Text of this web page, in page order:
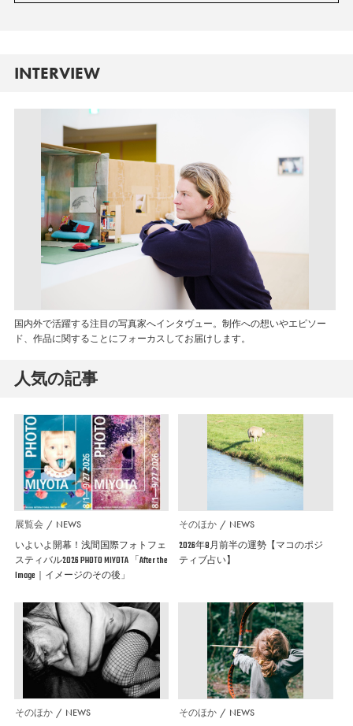
INTERVIEW
国内外で活躍する注目の写真家へインタヴュー。制作への想いやエピソー
ド、作品に関することにフォーカスしてお届けします。
人気の記事
展覧会 NEWS
いよいよ開幕！浅間国際フォトフェ
スティバル2026 PHOTO MIYOTA 「After the
Image｜イメージのその後」
そのほか NEWS
2026年8月前半の運勢【マコのポジ
ティブ占い】
そのほか NEWS そのほか NEWS